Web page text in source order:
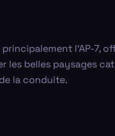
l'AP-7,
les belles paysages
la conduite.